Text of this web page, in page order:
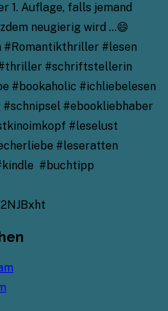
1. Auflage, falls jemand
neugierig wird …😄
#Romantikthriller #lesen
#schriftstellerin
#bookaholic #ichliebelesen
#ebookliebhaber
#leselust
#leseratten
#buchtipp